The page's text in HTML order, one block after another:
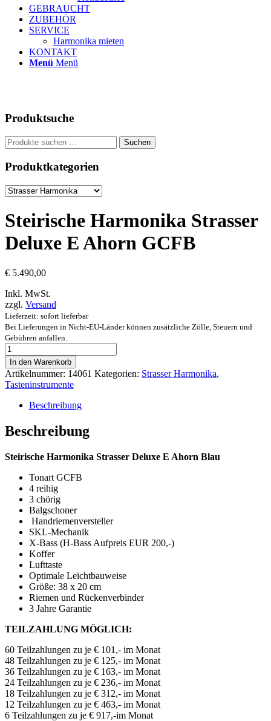
GEBRAUCHT
ZUBEHÖR
SERVICE
Harmonika mieten
KONTAKT
Menü Menü
Produktsuche
Suchen
nach:
Suchen
Produktkategorien
Steirische Harmonika Strasser
Deluxe E Ahorn GCFB
€ 5.490,00
Inkl. MwSt.
zzgl. Versand
Lieferzeit: sofort lieferbar
Bei Lieferungen in Nicht-EU-Länder können zusätzliche Zölle, Steuern und
Gebühren anfallen.
Steirische
Harmonika
Strasser
Deluxe
E
Ahorn
GCFB
Menge
In den Warenkorb
Artikelnummer: 14061 Kategorien: Strasser Harmonika,
Tasteninstrumente
Beschreibung
Beschreibung
Steirische Harmonika Strasser Deluxe E Ahorn Blau
Tonart GCFB
4 reihig
3 chörig
Balgschoner
Handriemenversteller
SKL-Mechanik
X-Bass (H-Bass Aufpreis EUR 200,-)
Koffer
Lufttaste
Optimale Leichtbauweise
Größe: 38 x 20 cm
Riemen und Rückenverbinder
3 Jahre Garantie
TEILZAHLUNG MÖGLICH:
60 Teilzahlungen zu je € 101,- im Monat
48 Teilzahlungen zu je € 125,- im Monat
36 Teilzahlungen zu je € 163,- im Monat
24 Teilzahlungen zu je € 236,- im Monat
18 Teilzahlungen zu je € 312,- im Monat
12 Teilzahlungen zu je € 463,- im Monat
6 Teilzahlungen zu je € 917,-im Monat